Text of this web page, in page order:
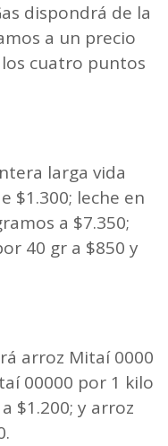
dispondrá de la
a un precio
cuatro puntos
larga vida
$1.300; leche en
a $7.350;
40 gr a $850 y
arroz Mitaí 0000
00000 por 1 kilo
$1.200; y arroz